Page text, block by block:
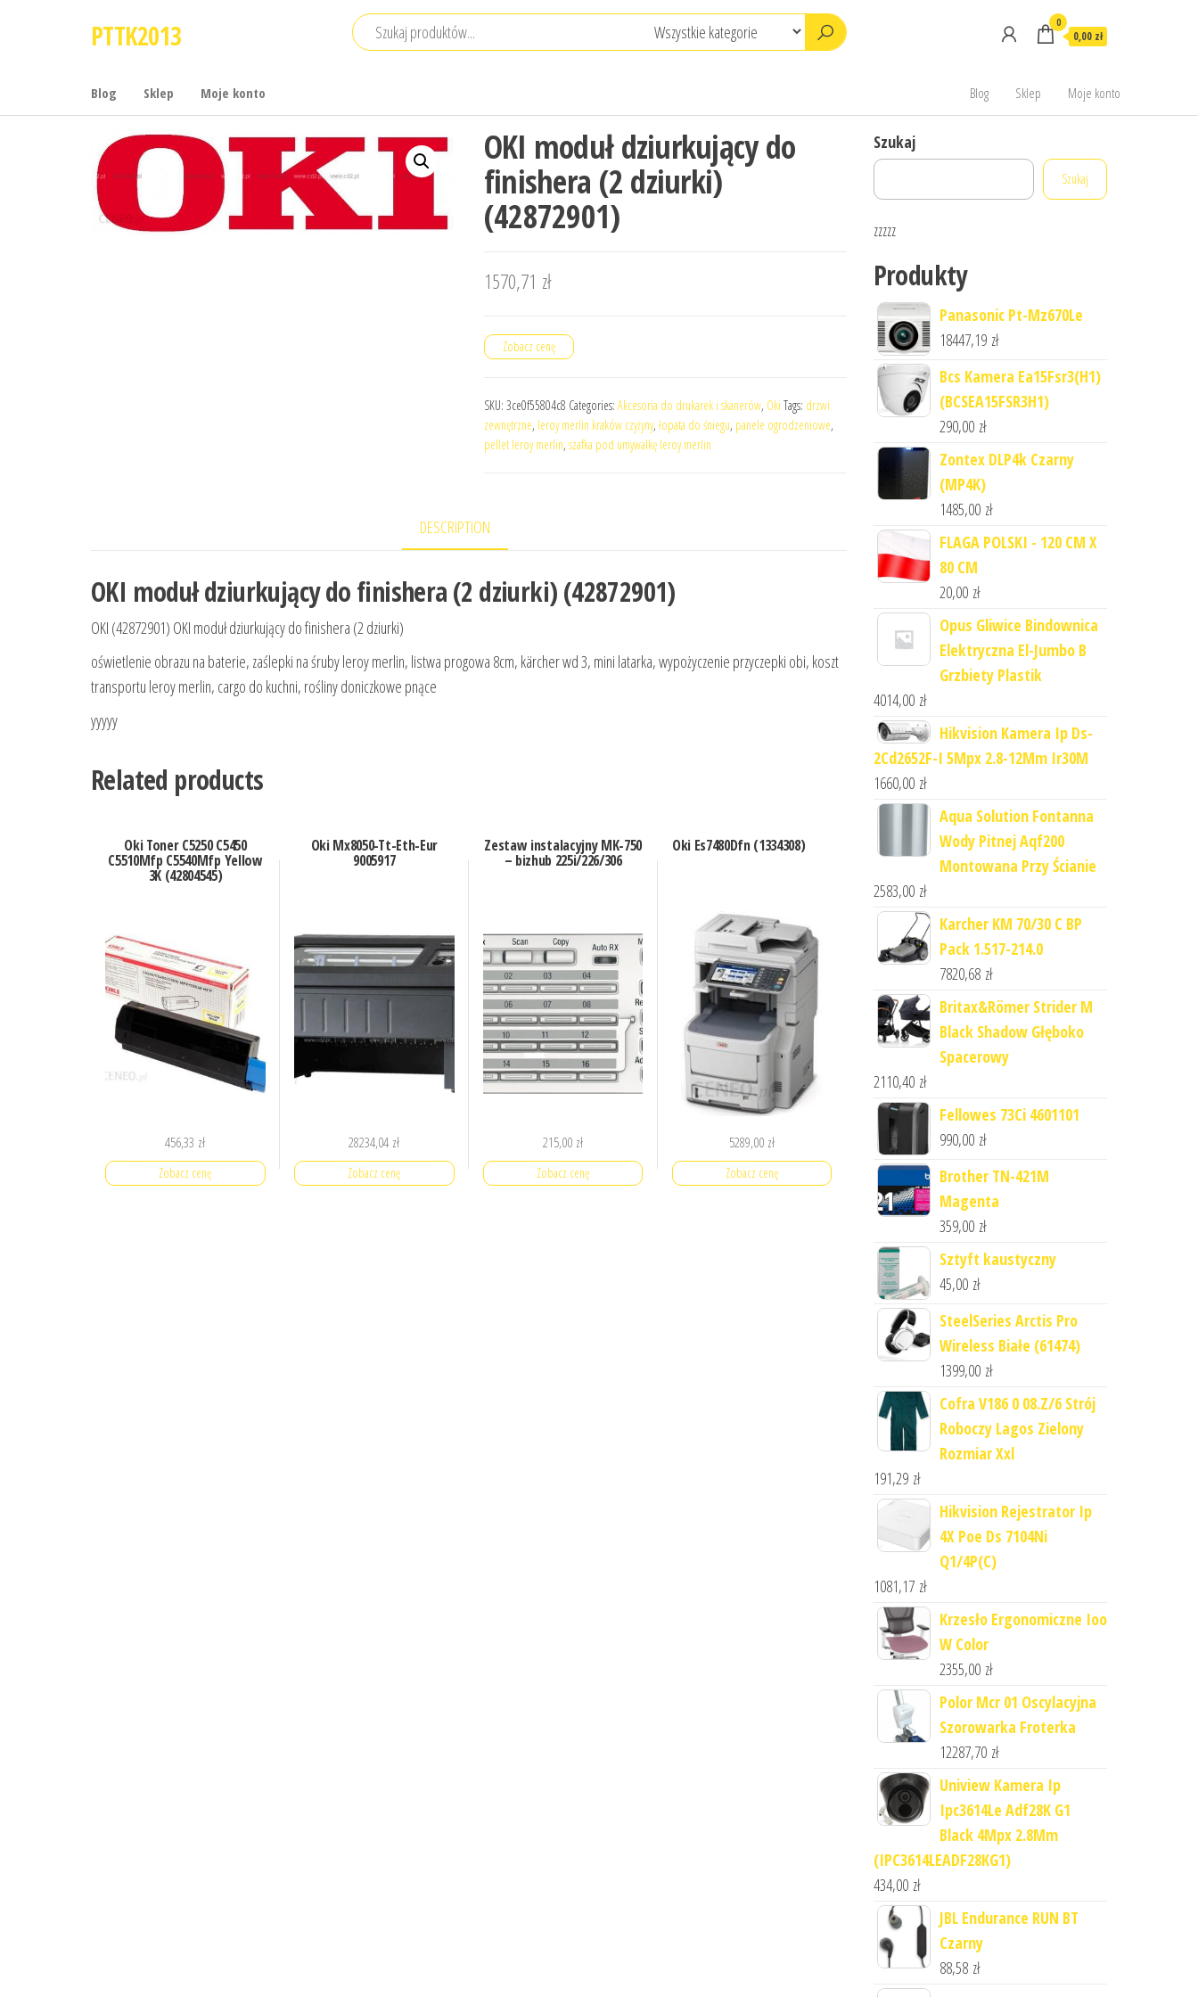
PTTK2013 0
0,00 zł
Blog Sklep Moje konto Blog Sklep Moje konto
OKI moduł dziurkujący do
finishera (2 dziurki)
(42872901)
1570,71 zł
Zobacz cenę
SKU: 3ce0f55804c8 Categories: Akcesoria do drukarek i skanerów, Oki Tags: drzwi
zewnętrzne, leroy merlin kraków czyżyny, łopata do śniegu, panele ogrodzeniowe,
pellet leroy merlin, szafka pod umywalkę leroy merlin
DESCRIPTION
OKI moduł dziurkujący do finishera (2 dziurki) (42872901)
OKI (42872901) OKI moduł dziurkujący do finishera (2 dziurki)
oświetlenie obrazu na baterie, zaślepki na śruby leroy merlin, listwa progowa 8cm, kärcher wd 3, mini latarka, wypożyczenie przyczepki obi, koszt
transportu leroy merlin, cargo do kuchni, rośliny doniczkowe pnące
yyyyy
Related products
Oki Toner C5250 C5450
C5510Mfp C5540Mfp Yellow
3K (42804545)
456,33 zł
Zobacz cenę
Oki Mx8050-Tt-Eth-Eur
9005917
28234,04 zł
Zobacz cenę
Zestaw instalacyjny MK-750
– bizhub 225i/226/306
215,00 zł
Zobacz cenę
Oki Es7480Dfn (1334308)
5289,00 zł
Zobacz cenę
Szukaj
Szukaj
zzzzz
Produkty
Panasonic Pt-Mz670Le
18447,19 zł
Bcs Kamera Ea15Fsr3(H1)
(BCSEA15FSR3H1)
290,00 zł
Zontex DLP4k Czarny
(MP4K)
1485,00 zł
FLAGA POLSKI - 120 CM X
80 CM
20,00 zł
Opus Gliwice Bindownica
Elektryczna El-Jumbo B
Grzbiety Plastik
4014,00 zł
Hikvision Kamera Ip Ds-
2Cd2652F-I 5Mpx 2.8-12Mm Ir30M
1660,00 zł
Aqua Solution Fontanna
Wody Pitnej Aqf200
Montowana Przy Ścianie
2583,00 zł
Karcher KM 70/30 C BP
Pack 1.517-214.0
7820,68 zł
Britax&Römer Strider M
Black Shadow Głęboko
Spacerowy
2110,40 zł
Fellowes 73Ci 4601101
990,00 zł
Brother TN-421M
Magenta
359,00 zł
Sztyft kaustyczny
45,00 zł
SteelSeries Arctis Pro
Wireless Białe (61474)
1399,00 zł
Cofra V186 0 08.Z/6 Strój
Roboczy Lagos Zielony
Rozmiar Xxl
191,29 zł
Hikvision Rejestrator Ip
4X Poe Ds 7104Ni
Q1/4P(C)
1081,17 zł
Krzesło Ergonomiczne Ioo
W Color
2355,00 zł
Polor Mcr 01 Oscylacyjna
Szorowarka Froterka
12287,70 zł
Uniview Kamera Ip
Ipc3614Le Adf28K G1
Black 4Mpx 2.8Mm
(IPC3614LEADF28KG1)
434,00 zł
JBL Endurance RUN BT
Czarny
88,58 zł